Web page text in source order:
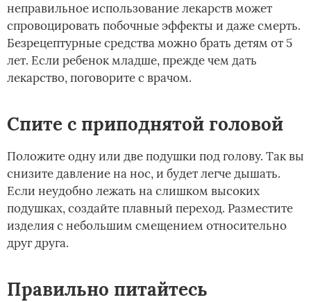
неправильное использование лекарств может
спровоцировать побочные эффекты и даже смерть.
Безрецептурные средства можно брать детям от 5
лет. Если ребенок младше, прежде чем дать
лекарство, поговорите с врачом.
Спите с приподнятой головой
Положите одну или две подушки под голову. Так вы
снизите давление на нос, и будет легче дышать.
Если неудобно лежать на слишком высоких
подушках, создайте плавный переход. Разместите
изделия с небольшим смещением относительно
друг друга.
Правильно питайтесь